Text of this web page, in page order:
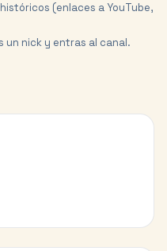
(enlaces a YouTube,
un nick y entras al canal.